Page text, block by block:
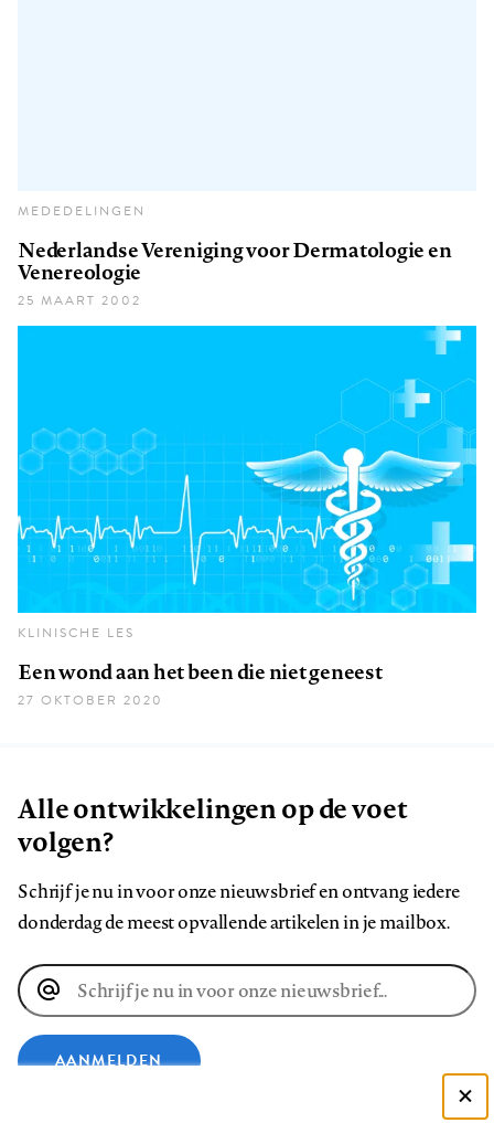
MEDEDELINGEN
Nederlandse Vereniging voor Dermatologie en
Venereologie
25 MAART 2002
KLINISCHE LES
Een wond aan het been die niet geneest
27 OKTOBER 2020
Alle ontwikkelingen op de voet
volgen?
Schrijf je nu in voor onze nieuwsbrief en ontvang iedere
donderdag de meest opvallende artikelen in je mailbox.
E-
mailadres
AANMELDEN